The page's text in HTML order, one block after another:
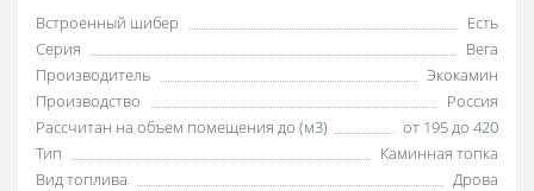
Встроенный шибер
Есть
Серия
Вега
Производитель
Экокамин
Производство
Россия
Рассчитан на объем помещения до (м3)
от 195 до 420
Тип
Каминная топка
Вид топлива
Дрова